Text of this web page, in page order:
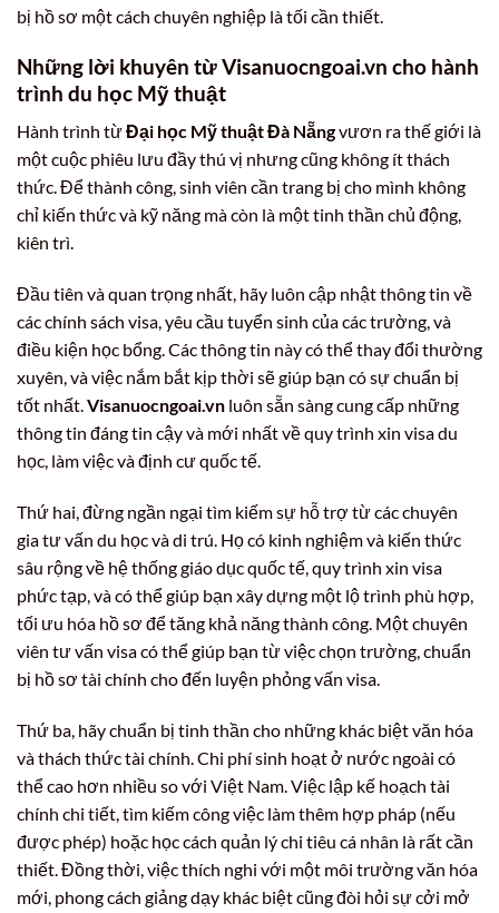
bị hồ sơ một cách chuyên nghiệp là tối cần thiết.
Những lời khuyên từ Visanuocngoai.vn cho hành
trình du học Mỹ thuật
Hành trình từĐại học Mỹ thuật Đà Nẵngvươn ra thế giới là
một cuộc phiêu lưu đầy thú vị nhưng cũng không ít thách
thức. Để thành công, sinh viên cần trang bị cho mình không
chỉ kiến thức và kỹ năng mà còn là một tinh thần chủ động,
kiên trì.
Đầu tiên và quan trọng nhất, hãy luôn cập nhật thông tin về
các chính sách visa, yêu cầu tuyển sinh của các trường, và
điều kiện học bổng. Các thông tin này có thể thay đổi thường
xuyên, và việc nắm bắt kịp thời sẽ giúp bạn có sự chuẩn bị
tốt nhất.Visanuocngoai.vn luôn sẵn sàng cung cấp những
thông tin đáng tin cậy và mới nhất về quy trình xin visa du
học, làm việc và định cư quốc tế.
Thứ hai, đừng ngần ngại tìm kiếm sự hỗ trợ từ các chuyên
gia tư vấn du học và di trú. Họ có kinh nghiệm và kiến thức
sâu rộng về hệ thống giáo dục quốc tế, quy trình xin visa
phức tạp, và có thể giúp bạn xây dựng một lộ trình phù hợp,
tối ưu hóa hồ sơ để tăng khả năng thành công. Một chuyên
viên tư vấn visa có thể giúp bạn từ việc chọn trường, chuẩn
bị hồ sơ tài chính cho đến luyện phỏng vấn visa.
Thứ ba, hãy chuẩn bị tinh thần cho những khác biệt văn hóa
và thách thức tài chính. Chi phí sinh hoạt ở nước ngoài có
thể cao hơn nhiều so với Việt Nam. Việc lập kế hoạch tài
chính chi tiết, tìm kiếm công việc làm thêm hợp pháp (nếu
được phép) hoặc học cách quản lý chi tiêu cá nhân là rất cần
thiết. Đồng thời, việc thích nghi với một môi trường văn hóa
mới, phong cách giảng dạy khác biệt cũng đòi hỏi sự cởi mở